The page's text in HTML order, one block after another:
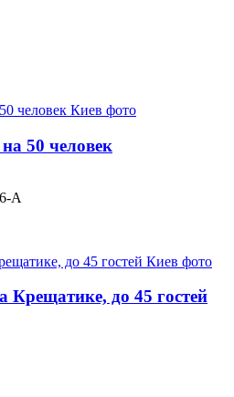
50 человек
А
Крещатике, до 45 гостей